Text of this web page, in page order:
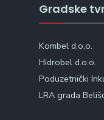
Gradske
Kombel d.o.o.
Hidrobel d.o.o.
Poduzetnički
LRA grada